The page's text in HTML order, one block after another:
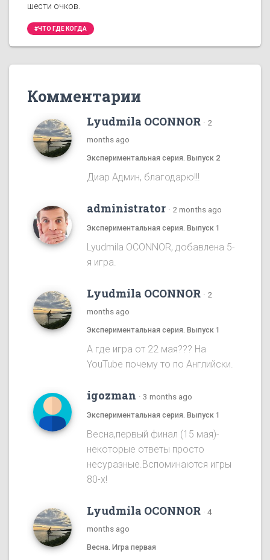
шести очков.
#ЧТО ГДЕ КОГДА
Комментарии
Lyudmila OCONNOR · 2
months ago
Экспериментальная серия. Выпуск 2
Диар Админ, благодарю!!!
administrator · 2 months ago
Экспериментальная серия. Выпуск 1
Lyudmila OCONNOR, добавлена 5-
я игра.
Lyudmila OCONNOR · 2
months ago
Экспериментальная серия. Выпуск 1
А где игра от 22 мая??? На
YouTube почему то по Английски.
igozman · 3 months ago
Экспериментальная серия. Выпуск 1
Весна,первый финал (15 мая)-
некоторые ответы просто
несуразные.Вспоминаются игры
80-х!
Lyudmila OCONNOR · 4
months ago
Весна. Игра первая